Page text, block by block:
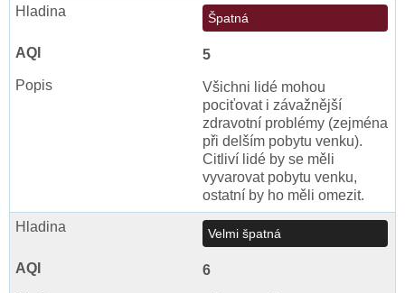
Špatná
5
Všichni lidé mohou
pociťovat i závažnější
zdravotní problémy (zejména
při delším pobytu venku).
Citliví lidé by se měli
vyvarovat pobytu venku,
ostatní by ho měli omezit.
Velmi špatná
6